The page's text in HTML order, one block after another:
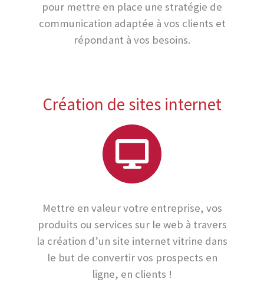
pour mettre en place une stratégie de
communication adaptée à vos clients et
répondant à vos besoins.
Création de sites internet
Mettre en valeur votre entreprise, vos
produits ou services sur le web à travers
la création d’un site internet vitrine dans
le but de convertir vos prospects en
ligne, en clients !